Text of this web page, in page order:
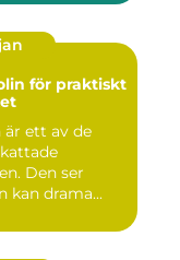
för praktiskt
är ett av de
Den ser
kan drama...